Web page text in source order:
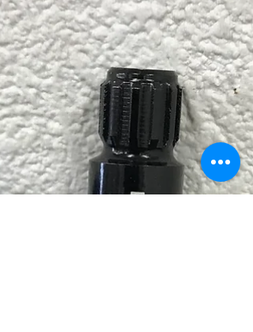
が行きがちですが、前回のブログ記事でシ
ートゲームの重要性を少しだけお話しまし
た。 で、そうすると距離を稼ぐドライバー
よりも、カップを狙っていくウェッジやパ